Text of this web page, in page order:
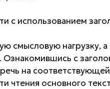
с использованием
смысловую нагрузку,
с
на
чтения основного